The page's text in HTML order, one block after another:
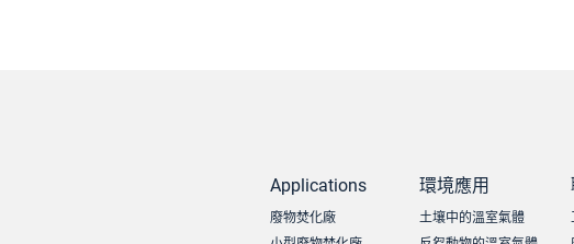
Applications
廢物焚化廠
環境應用
土壤中的溫室氣體